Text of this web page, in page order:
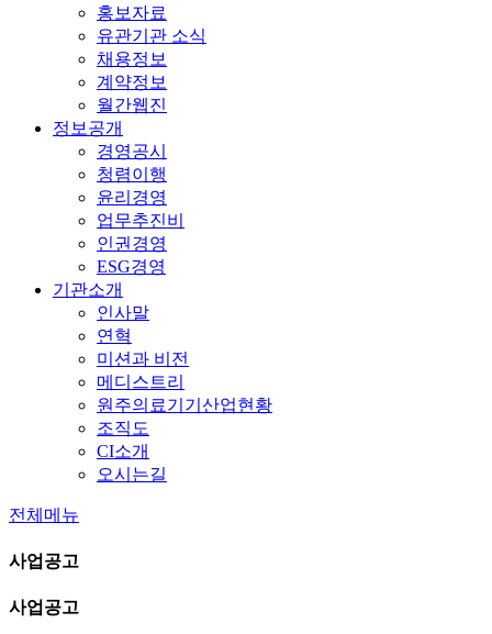
홍보자료
유관기관 소식
채용정보
계약정보
월간웹진
정보공개
경영공시
청렴이행
윤리경영
업무추진비
인권경영
ESG경영
기관소개
인사말
연혁
미션과 비전
메디스트리
원주의료기기산업현황
조직도
CI소개
오시는길
전체메뉴
사업공고
사업공고